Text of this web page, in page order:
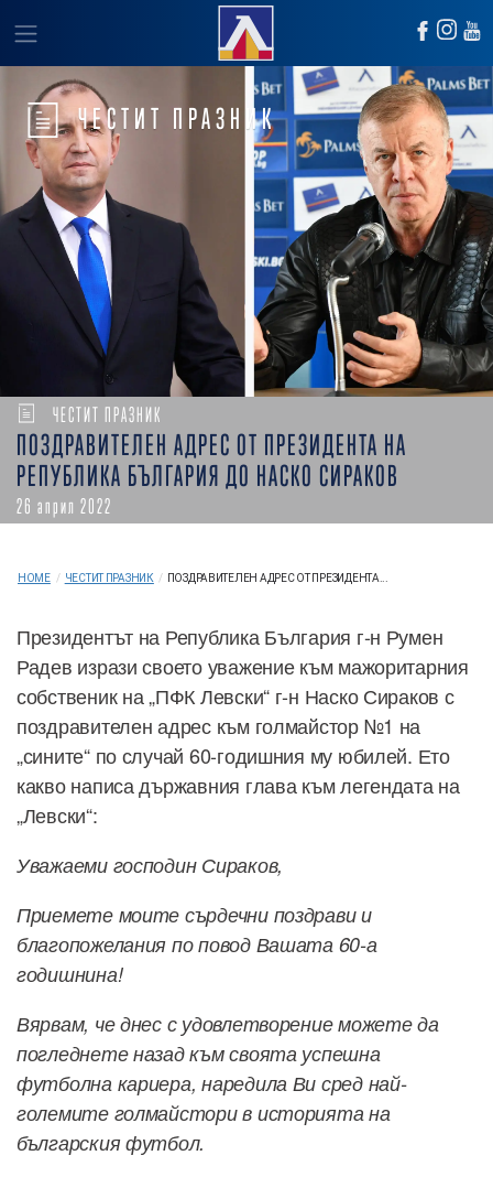
ЧЕСТИТ ПРАЗНИК
ЧЕСТИТ ПРАЗНИК
ПОЗДРАВИТЕЛЕН АДРЕС ОТ ПРЕЗИДЕНТА НА
РЕПУБЛИКА БЪЛГАРИЯ ДО НАСКО СИРАКОВ
26 април 2022
HOME / ЧЕСТИТ ПРАЗНИК / ПОЗДРАВИТЕЛЕН АДРЕС ОТ ПРЕЗИДЕНТА...
Президентът на Република България г-н Румен
Радев изрази своето уважение към мажоритарния
собственик на „ПФК Левски“ г-н Наско Сираков с
поздравителен адрес към голмайстор №1 на
„сините“ по случай 60-годишния му юбилей. Ето
какво написа държавния глава към легендата на
„Левски“:
Уважаеми господин Сираков,
Приемете моите сърдечни поздрави и
благопожелания по повод Вашата 60-а
годишнина!
Вярвам, че днес с удовлетворение можете да
погледнете назад към своята успешна
футболна кариера, наредила Ви сред най-
големите голмайстори в историята на
българския футбол.